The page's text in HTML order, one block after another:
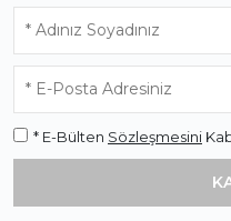
* E-Bülten Sözleşmesini